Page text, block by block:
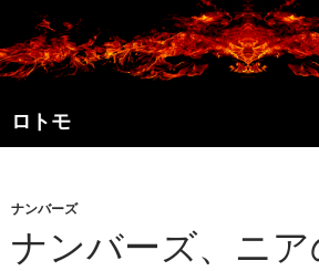
ン
テ
ツ
へ
プ
ロトモ
索
ナンバーズ
ナンバーズ、ニ